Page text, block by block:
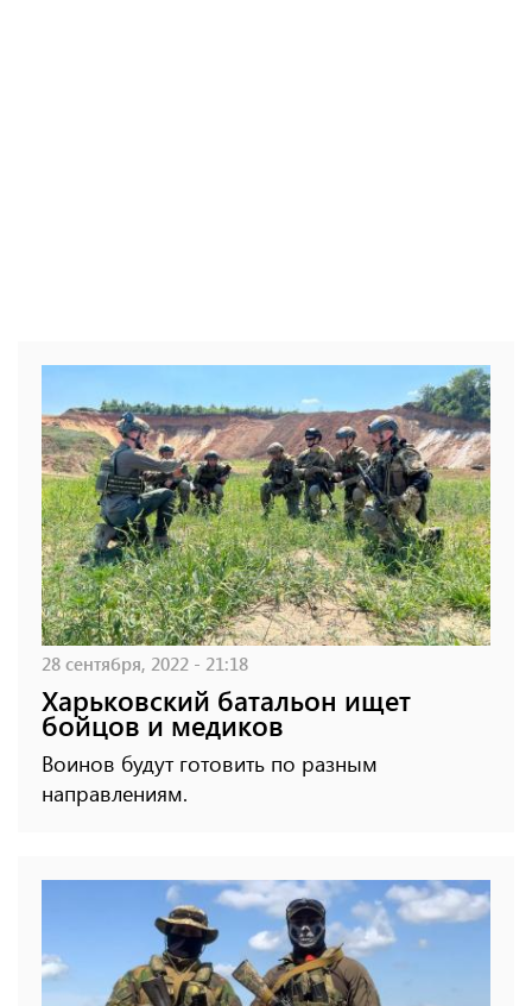
28 сентября, 2022 - 21:18
Харьковский батальон ищет
бойцов и медиков
Воинов будут готовить по разным
направлениям.